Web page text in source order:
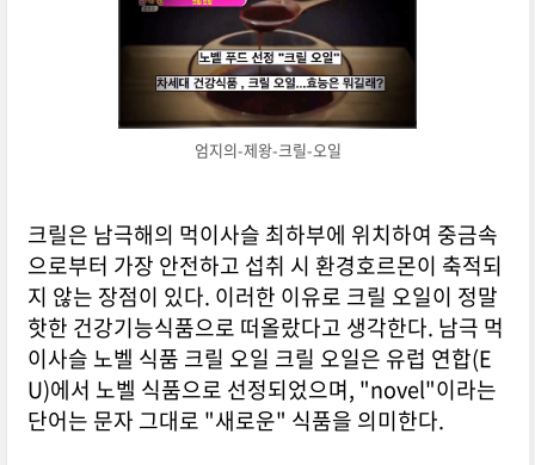
엄지의-제왕-크릴-오일
크릴은 남극해의 먹이사슬 최하부에 위치하여 중금속
으로부터 가장 안전하고 섭취 시 환경호르몬이 축적되
지 않는 장점이 있다. 이러한 이유로 크릴 오일이 정말
핫한 건강기능식품으로 떠올랐다고 생각한다. 남극 먹
이사슬 노벨 식품 크릴 오일 크릴 오일은 유럽 연합(E
U)에서 노벨 식품으로 선정되었으며, "novel"이라는
단어는 문자 그대로 "새로운" 식품을 의미한다.